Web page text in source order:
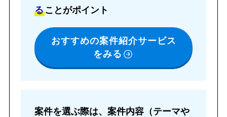
ることがポイント
おすすめの案件紹介サービス
をみる
案件を選ぶ際は、案件内容（テーマや